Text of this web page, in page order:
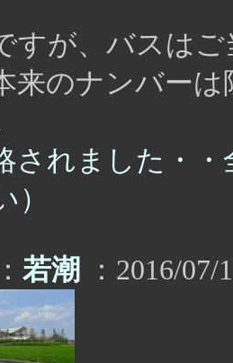
すが、バスは
来のナンバー
されました・
）
若潮 ：2016/